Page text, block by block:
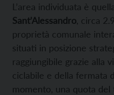
L’area individuata è
Sant’Alessandro , circa
proprietà comunale
situati in posizione
raggiungibile grazie alla
ciclabile e della fermata
momento, una quota